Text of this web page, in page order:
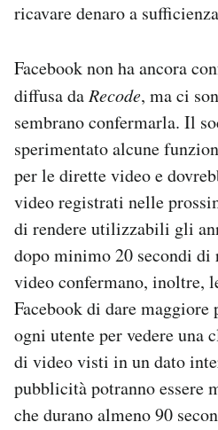
ricavare denaro a
Facebook non ha ancora
diffusa daRecode, ma ci
sembrano confermarla. Il
sperimentato alcune
per le dirette video e
video registrati nelle
di rendere utilizzabili gli
dopo minimo 20 secondi
video confermano, inoltre,
Facebook di dare maggiore
ogni utente per vedere una
di video visti in un dato
pubblicità potranno essere
che durano almeno 90